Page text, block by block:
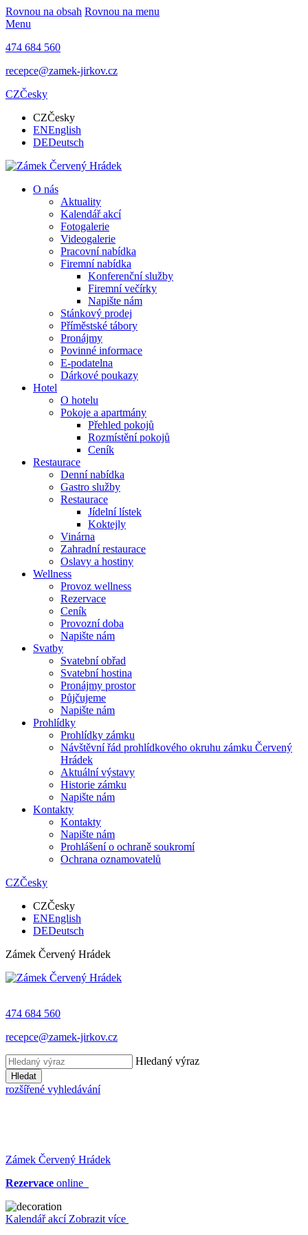
Rovnou na obsah Rovnou na menu
Menu
474 684 560
recepce@zamek-jirkov.cz
CZČesky
CZČesky
ENEnglish
DEDeutsch
O nás
Aktuality
Kalendář akcí
Fotogalerie
Videogalerie
Pracovní nabídka
Firemní nabídka
Konferenční služby
Firemní večírky
Napište nám
Stánkový prodej
Příměstské tábory
Pronájmy
Povinné informace
E-podatelna
Dárkové poukazy
Hotel
O hotelu
Pokoje a apartmány
Přehled pokojů
Rozmístění pokojů
Ceník
Restaurace
Denní nabídka
Gastro služby
Restaurace
Jídelní lístek
Koktejly
Vinárna
Zahradní restaurace
Oslavy a hostiny
Wellness
Provoz wellness
Rezervace
Ceník
Provozní doba
Napište nám
Svatby
Svatební obřad
Svatební hostina
Pronájmy prostor
Půjčujeme
Napište nám
Prohlídky
Prohlídky zámku
Návštěvní řád prohlídkového okruhu zámku Červený
Hrádek
Aktuální výstavy
Historie zámku
Napište nám
Kontakty
Kontakty
Napište nám
Prohlášení o ochraně soukromí
Ochrana oznamovatelů
CZČesky
CZČesky
ENEnglish
DEDeutsch
Zámek Červený Hrádek
474 684 560
recepce@zamek-jirkov.cz
Hledaný výraz
Hledat
rozšířené vyhledávání
Zámek Červený Hrádek
Rezervace online
Kalendář akcí Zobrazit více